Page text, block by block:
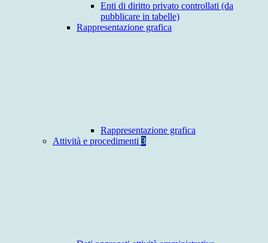
Enti di diritto privato controllati (da
pubblicare in tabelle)
Rappresentazione grafica
Rappresentazione grafica
Attività e procedimenti 3